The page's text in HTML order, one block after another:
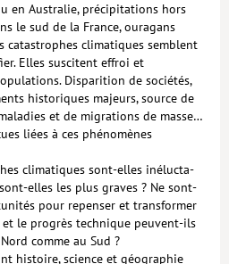
!
de colloque
poche <<
numériques <<
en Australie, précipitations hors
le sud de la France, ouragans
catastrophes climatiques semblent
Elles suscitent effroi et
Disparition de sociétés,
historiques majeurs, source de
et de migrations de masse…
liées à ces phénomènes
climatiques sont-elles inélucta­
elles les plus graves ? Ne sont-
pour repenser et transformer
et le progrès technique peuvent-ils
comme au Sud ?
histoire, science et géographie